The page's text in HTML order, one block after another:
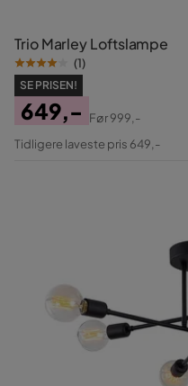
Trio Marley Loftslampe
(1)
SE PRISEN!
Pris
649,-
Original
Før999,-
Tidligere laveste pris 649,-